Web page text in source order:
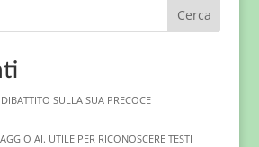
Cerca
SULLA SUA PRECOCE
AI. UTILE PER RICONOSCERE TESTI